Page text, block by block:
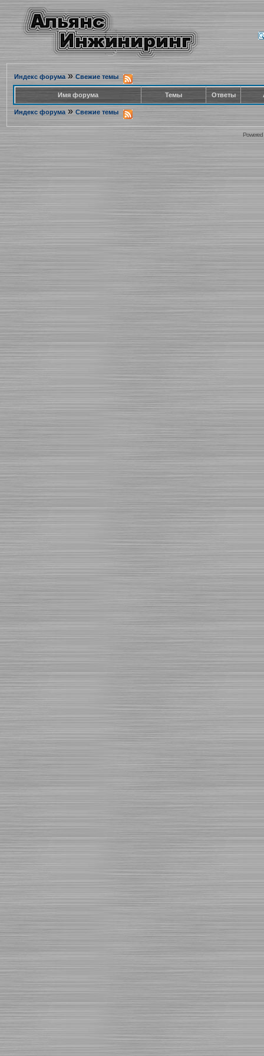
Индекс форума» Свежие темы
Имя форума Темы Ответы
Индекс форума » Свежие темы